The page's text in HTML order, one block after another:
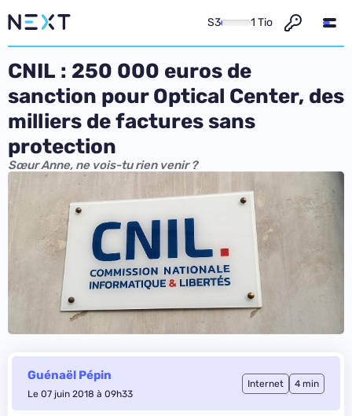
S3 1 Tio
CNIL : 250 000 euros de
sanction pour Optical Center, des
milliers de factures sans
protection
Sœur Anne, ne vois-tu rien venir ?
Guénaël Pépin
Le 07 juin 2018 à 09h33
Internet 4 min